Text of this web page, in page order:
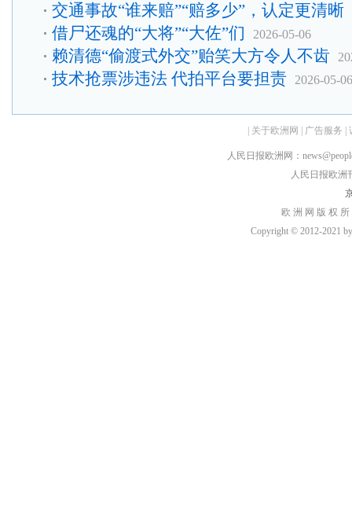
交通事故“谁来赔”“赔多少”，认定更清晰
借尸还魂的“大将”“大佐”们
2026-05-06
赖清德“偷渡式外交”贻笑大方令人不齿
技术抢票涉违法 代拍平台要担责 2026-05-06
关于欧洲网 广告服务
人民日报欧洲网：
人民日报欧洲
欧 洲 网 版 权
Copyright © 2012-2021